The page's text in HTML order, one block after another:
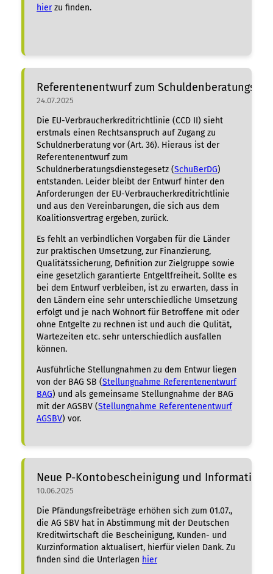
hierzu finden.
Referentenentwurf zum
24.07.2025
Die EU-Verbraucherkreditrichtlinie (CCD II) sieht
erstmals einen Rechtsanspruch auf Zugang zu
Schuldnerberatung vor (Art. 36). Hieraus ist der
Referentenentwurf zum
Schuldnerberatungsdienstegesetz (SchuBerDG)
entstanden. Leider bleibt der Entwurf hinter den
Anforderungen der EU-Verbraucherkreditrichtlinie
und aus den Vereinbarungen, die sich aus dem
Koalitionsvertrag ergeben, zurück.
Es fehlt an verbindlichen Vorgaben für die Länder
zur praktischen Umsetzung, zur Finanzierung,
Qualitätssicherung, Definition zur Zielgruppe sowie
eine gesetzlich garantierte Entgeltfreiheit. Sollte es
bei dem Entwurf verbleiben, ist zu erwarten, dass in
den Ländern eine sehr unterschiedliche Umsetzung
erfolgt und je nach Wohnort für Betroffene mit oder
ohne Entgelte zu rechnen ist und auch die Qulität,
Wartezeiten etc. sehr unterschiedlich ausfallen
können.
Ausführliche Stellungnahmen zu dem Entwur liegen
von der BAG SB (Stellungnahme Referentenentwurf
BAG) und als gemeinsame Stellungnahme der BAG
mit der AGSBV (Stellungnahme Referentenentwurf
AGSBV) vor.
Neue P-Kontobescheinigung und
10.06.2025
Die Pfändungsfreibeträge erhöhen sich zum 01.07.,
die AG SBV hat in Abstimmung mit der Deutschen
Kreditwirtschaft die Bescheinigung, Kunden- und
Kurzinformation aktualisert, hierfür vielen Dank. Zu
finden sind die Unterlagen hier